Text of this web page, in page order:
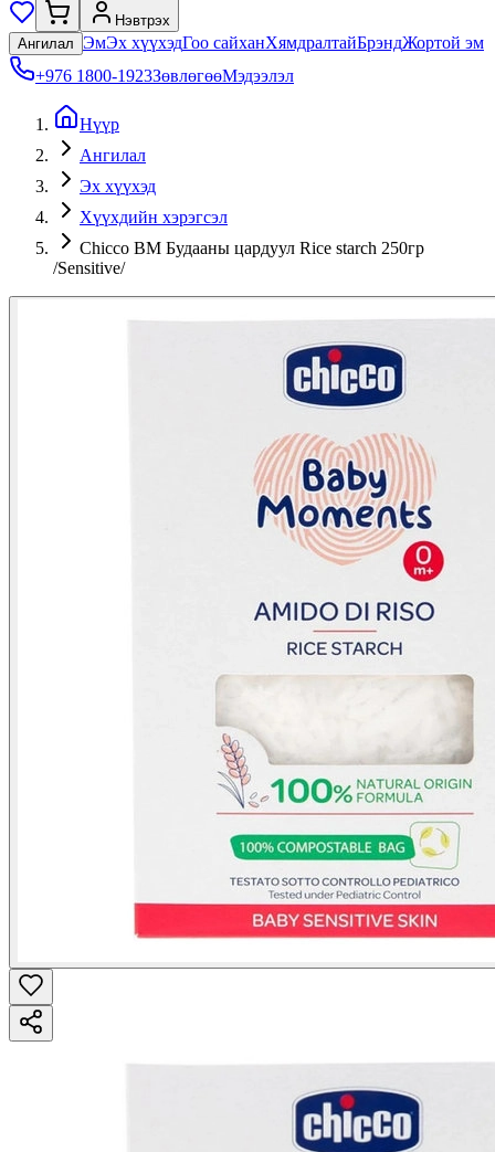
Нэвтрэх
Ангилал ЭмЭх хүүхэдГоо сайханХямдралтайБрэндЖортой эм
+976 1800-1923ЗөвлөгөөМэдээлэл
Нүүр
Ангилал
Эх хүүхэд
Хүүхдийн хэрэгсэл
Chicco BM Будааны цардуул Rice starch 250гр
/Sensitive/